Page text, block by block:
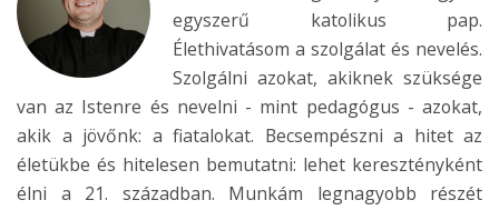
egyszerű katolikus pap.
Élethivatásom a szolgálat és nevelés.
Szolgálni azokat, akiknek szüksége
van az Istenre és nevelni - mint pedagógus - azokat,
akik a jövőnk: a fiatalokat. Becsempészni a hitet az
életükbe és hitelesen bemutatni: lehet keresztényként
élni a 21. században. Munkám legnagyobb részét